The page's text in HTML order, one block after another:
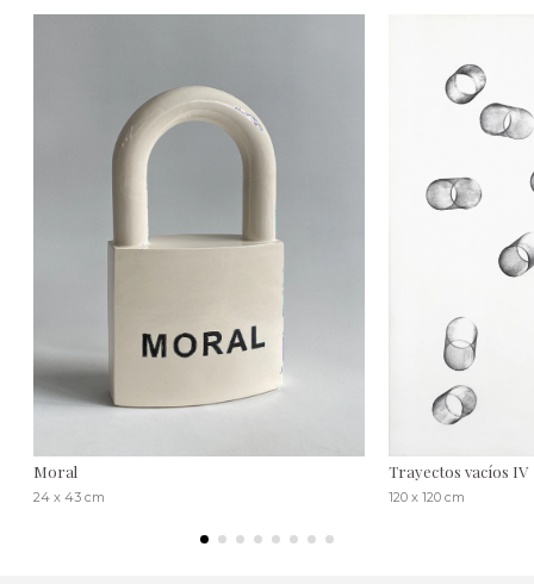
Moral
24 x 43 cm
Trayectos vacíos IV
120 x 120 cm